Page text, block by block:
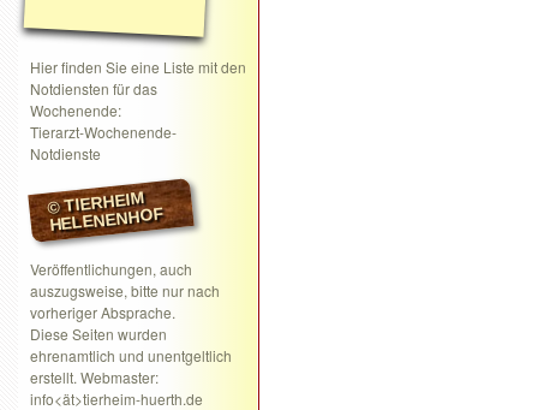
Hier finden Sie eine Liste mit den
Notdiensten für das
Wochenende:
Tierarzt-Wochenende-
Notdienste
© TIERHEIM
HELENENHOF
Veröffentlichungen, auch
auszugsweise, bitte nur nach
vorheriger Absprache.
Diese Seiten wurden
ehrenamtlich und unentgeltlich
erstellt. Webmaster:
info<ät>tierheim-huerth.de